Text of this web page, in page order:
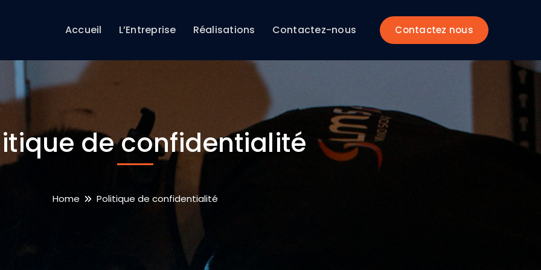
Contactez nous
Accueil L’Entreprise Réalisations Contactez-nous
de confidentialité
Home Politique de confidentialité